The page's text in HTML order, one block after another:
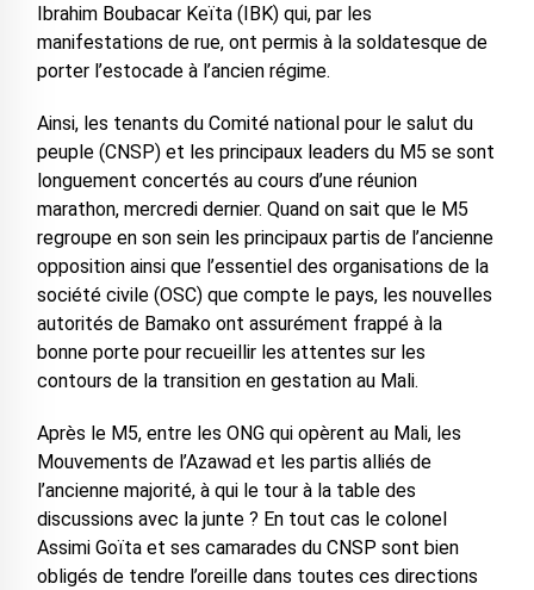
Ibrahim Boubacar Keïta (IBK) qui, par les
manifestations de rue, ont permis à la soldatesque de
porter l’estocade à l’ancien régime.
Ainsi, les tenants du Comité national pour le salut du
peuple (CNSP) et les principaux leaders du M5 se sont
longuement concertés au cours d’une réunion
marathon, mercredi dernier. Quand on sait que le M5
regroupe en son sein les principaux partis de l’ancienne
opposition ainsi que l’essentiel des organisations de la
société civile (OSC) que compte le pays, les nouvelles
autorités de Bamako ont assurément frappé à la
bonne porte pour recueillir les attentes sur les
contours de la transition en gestation au Mali.
Après le M5, entre les ONG qui opèrent au Mali, les
Mouvements de l’Azawad et les partis alliés de
l’ancienne majorité, à qui le tour à la table des
discussions avec la junte ? En tout cas le colonel
Assimi Goïta et ses camarades du CNSP sont bien
obligés de tendre l’oreille dans toutes ces directions